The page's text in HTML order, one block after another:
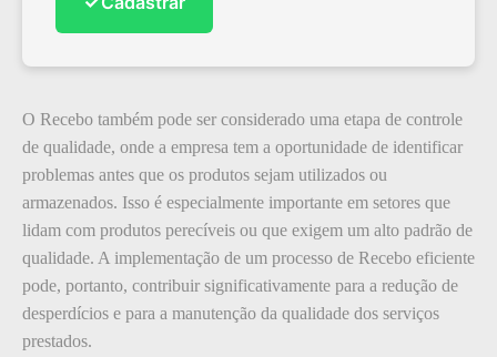
O Recebo também pode ser considerado uma etapa de controle
de qualidade, onde a empresa tem a oportunidade de identificar
problemas antes que os produtos sejam utilizados ou
armazenados. Isso é especialmente importante em setores que
lidam com produtos perecíveis ou que exigem um alto padrão de
qualidade. A implementação de um processo de Recebo eficiente
pode, portanto, contribuir significativamente para a redução de
desperdícios e para a manutenção da qualidade dos serviços
prestados.